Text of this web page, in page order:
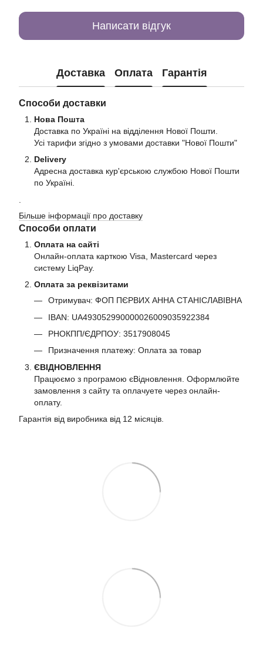
Написати відгук
Доставка Оплата Гарантія
Способи доставки
Нова Пошта
Доставка по Україні на відділення Нової Пошти.
Усі тарифи згідно з умовами доставки "Нової Пошти"
Delivery
Адресна доставка кур'єрською службою Нової Пошти
по Україні.
Більше інформації про доставку
Способи оплати
Оплата на сайті
Онлайн-оплата карткою Visa, Mastercard через
систему LiqPay.
Оплата за реквізитами
Отримувач: ФОП ПЄРВИХ АННА СТАНІСЛАВІВНА
IBAN: UA493052990000026009035922384
РНОКПП/ЄДРПОУ: 3517908045
Призначення платежу: Оплата за товар
ЄВІДНОВЛЕННЯ
Працюємо з програмою єВідновлення. Оформлюйте
замовлення з сайту та оплачуете через онлайн-
оплату.
Гарантія від виробника від 12 місяців.